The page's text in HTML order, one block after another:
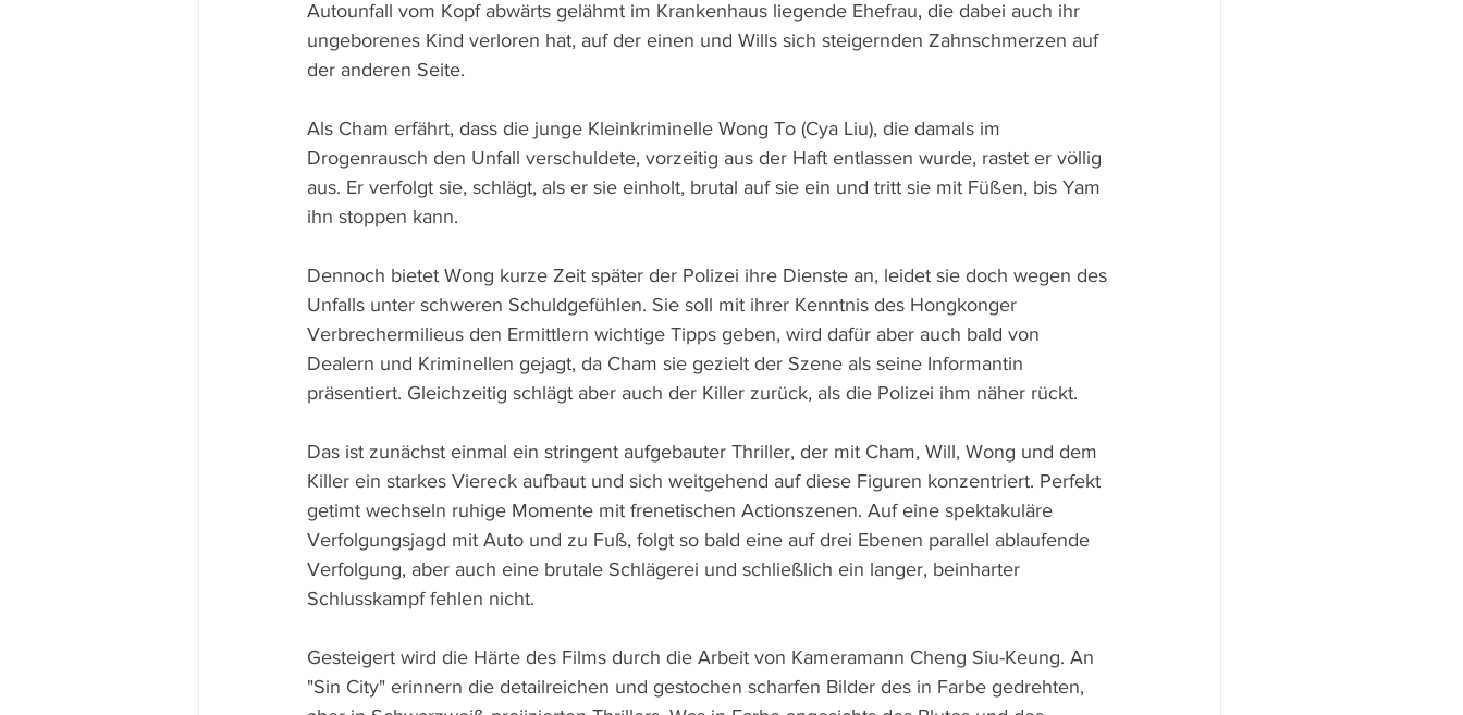
Autounfall vom Kopf abwärts gelähmt im Krankenhaus liegende Ehefrau, die dabei auch ihr
ungeborenes Kind verloren hat, auf der einen und Wills sich steigernden Zahnschmerzen auf
der anderen Seite.
Als Cham erfährt, dass die junge Kleinkriminelle Wong To (Cya Liu), die damals im
Drogenrausch den Unfall verschuldete, vorzeitig aus der Haft entlassen wurde, rastet er völlig
aus. Er verfolgt sie, schlägt, als er sie einholt, brutal auf sie ein und tritt sie mit Füßen, bis Yam
ihn stoppen kann.
Dennoch bietet Wong kurze Zeit später der Polizei ihre Dienste an, leidet sie doch wegen des
Unfalls unter schweren Schuldgefühlen. Sie soll mit ihrer Kenntnis des Hongkonger
Verbrechermilieus den Ermittlern wichtige Tipps geben, wird dafür aber auch bald von
Dealern und Kriminellen gejagt, da Cham sie gezielt der Szene als seine Informantin
präsentiert. Gleichzeitig schlägt aber auch der Killer zurück, als die Polizei ihm näher rückt.
Das ist zunächst einmal ein stringent aufgebauter Thriller, der mit Cham, Will, Wong und dem
Killer ein starkes Viereck aufbaut und sich weitgehend auf diese Figuren konzentriert. Perfekt
getimt wechseln ruhige Momente mit frenetischen Actionszenen. Auf eine spektakuläre
Verfolgungsjagd mit Auto und zu Fuß, folgt so bald eine auf drei Ebenen parallel ablaufende
Verfolgung, aber auch eine brutale Schlägerei und schließlich ein langer, beinharter
Schlusskampf fehlen nicht.
Gesteigert wird die Härte des Films durch die Arbeit von Kameramann Cheng Siu-Keung. An
"Sin City" erinnern die detailreichen und gestochen scharfen Bilder des in Farbe gedrehten,